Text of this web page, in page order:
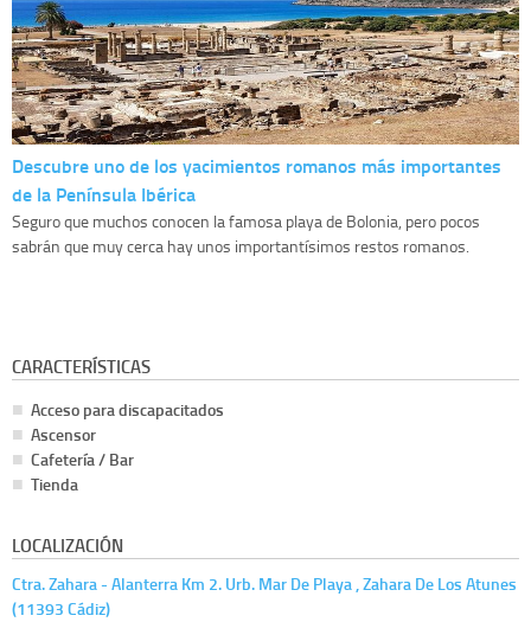
Descubre uno de los yacimientos romanos más importantes
de la Península Ibérica
Seguro que muchos conocen la famosa playa de Bolonia, pero pocos
sabrán que muy cerca hay unos importantísimos restos romanos.
CARACTERÍSTICAS
Acceso para discapacitados
Ascensor
Cafetería / Bar
Tienda
LOCALIZACIÓN
Ctra. Zahara - Alanterra Km 2. Urb. Mar De Playa , Zahara De Los Atunes
(11393 Cádiz)